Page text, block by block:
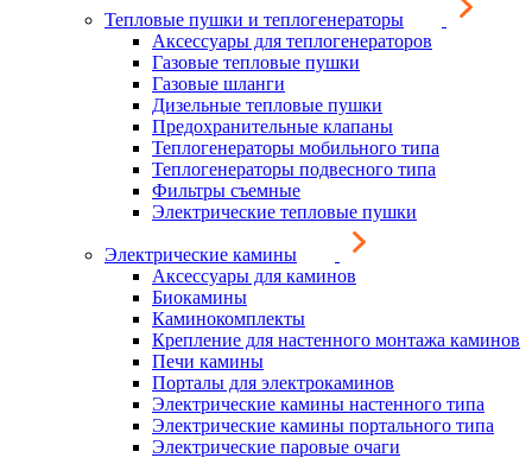
Тепловые пушки и теплогенераторы
Аксессуары для теплогенераторов
Газовые тепловые пушки
Газовые шланги
Дизельные тепловые пушки
Предохранительные клапаны
Теплогенераторы мобильного типа
Теплогенераторы подвесного типа
Фильтры съемные
Электрические тепловые пушки
Электрические камины
Аксессуары для каминов
Биокамины
Каминокомплекты
Крепление для настенного монтажа каминов
Печи камины
Порталы для электрокаминов
Электрические камины настенного типа
Электрические камины портального типа
Электрические паровые очаги